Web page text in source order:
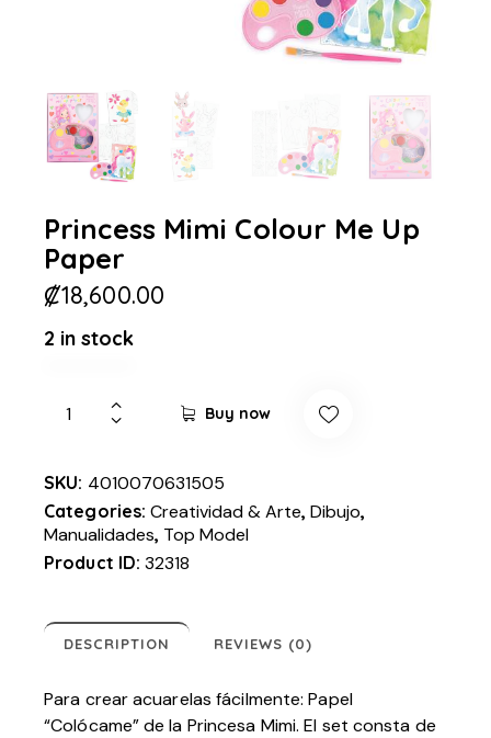
Princess Mimi Colour Me Up
Paper
₡18,600.00
2 in stock
Buy now
SKU: 4010070631505
Categories:Creatividad & Arte,Dibujo,
Manualidades, Top Model
Product ID:32318
DESCRIPTION REVIEWS (0)
Para crear acuarelas fácilmente: Papel
“Colócame” de la Princesa Mimi. El set consta de